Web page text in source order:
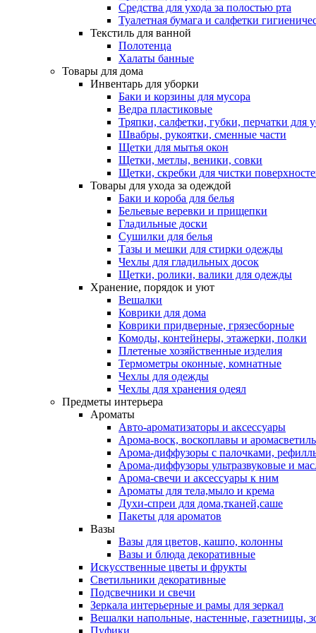
Средства для ухода за полостью рта
Туалетная бумага и салфетки
Текстиль для ванной
Полотенца
Халаты банные
Товары для дома
Инвентарь для уборки
Баки и корзины для мусора
Ведра пластиковые
Тряпки, салфетки, губки, перчатки для
Швабры, рукоятки, сменные части
Щетки для мытья окон
Щетки, метлы, веники, совки
Щетки, скребки для чистки
Товары для ухода за одеждой
Баки и короба для белья
Бельевые веревки и прищепки
Гладильные доски
Сушилки для белья
Тазы и мешки для стирки одежды
Чехлы для гладильных досок
Щетки, ролики, валики для одежды
Хранение, порядок и уют
Вешалки
Коврики для дома
Коврики придверные, грязесборные
Комоды, контейнеры, этажерки, полки
Плетеные хозяйственные изделия
Термометры оконные, комнатные
Чехлы для одежды
Чехлы для хранения одеял
Предметы интерьера
Ароматы
Авто-ароматизаторы и аксессуары
Арома-воск, воскоплавы и
Арома-диффузоры с палочками,
Арома-диффузоры ультразвуковые и
Арома-свечи и аксессуары к ним
Ароматы для тела,мыло и крема
Духи-спреи для дома,тканей,саше
Пакеты для ароматов
Вазы
Вазы для цветов, кашпо, колонны
Вазы и блюда декоративные
Искусственные цветы и фрукты
Светильники декоративные
Подсвечники и свечи
Зеркала интерьерные и рамы для зеркал
Вешалки напольные, настенные, газетницы,
Пуфики